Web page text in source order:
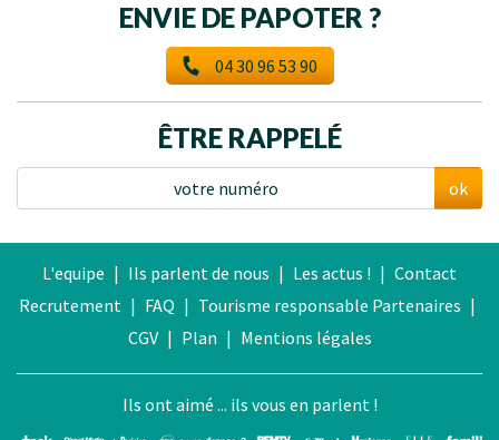
ENVIE DE PAPOTER ?
04 30 96 53 90
ÊTRE RAPPELÉ
ok
L'equipe | Ils parlent de nous | Les actus ! | Contact
Recrutement | FAQ | Tourisme responsable Partenaires |
CGV | Plan | Mentions légales
Ils ont aimé ... ils vous en parlent !